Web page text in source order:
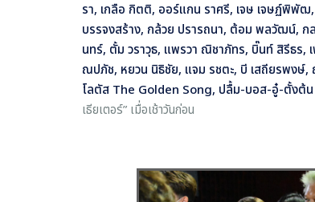
รา, เกลือ กิตติ, ออร์แกน ราศรี, เจษ เจษฏ์พิพั
บรรจงสร้าง, กล้วย ปรารถนา, ต้อม พลวัฒน์, ก
นทร์, ตั้ม วราวุธ, แพรวา ณิชาภัทร, บิ๊นท์ สิรีธร,
ณปภัช, หยวน นิธิชัย, แจม รชตะ, บี เสถียรพง
โลตัส The Golden Song, ปลื้ม-บอส-อู๋-ตั้งต้
เธียเตอร์” เมื่อเช้าวันก่อน